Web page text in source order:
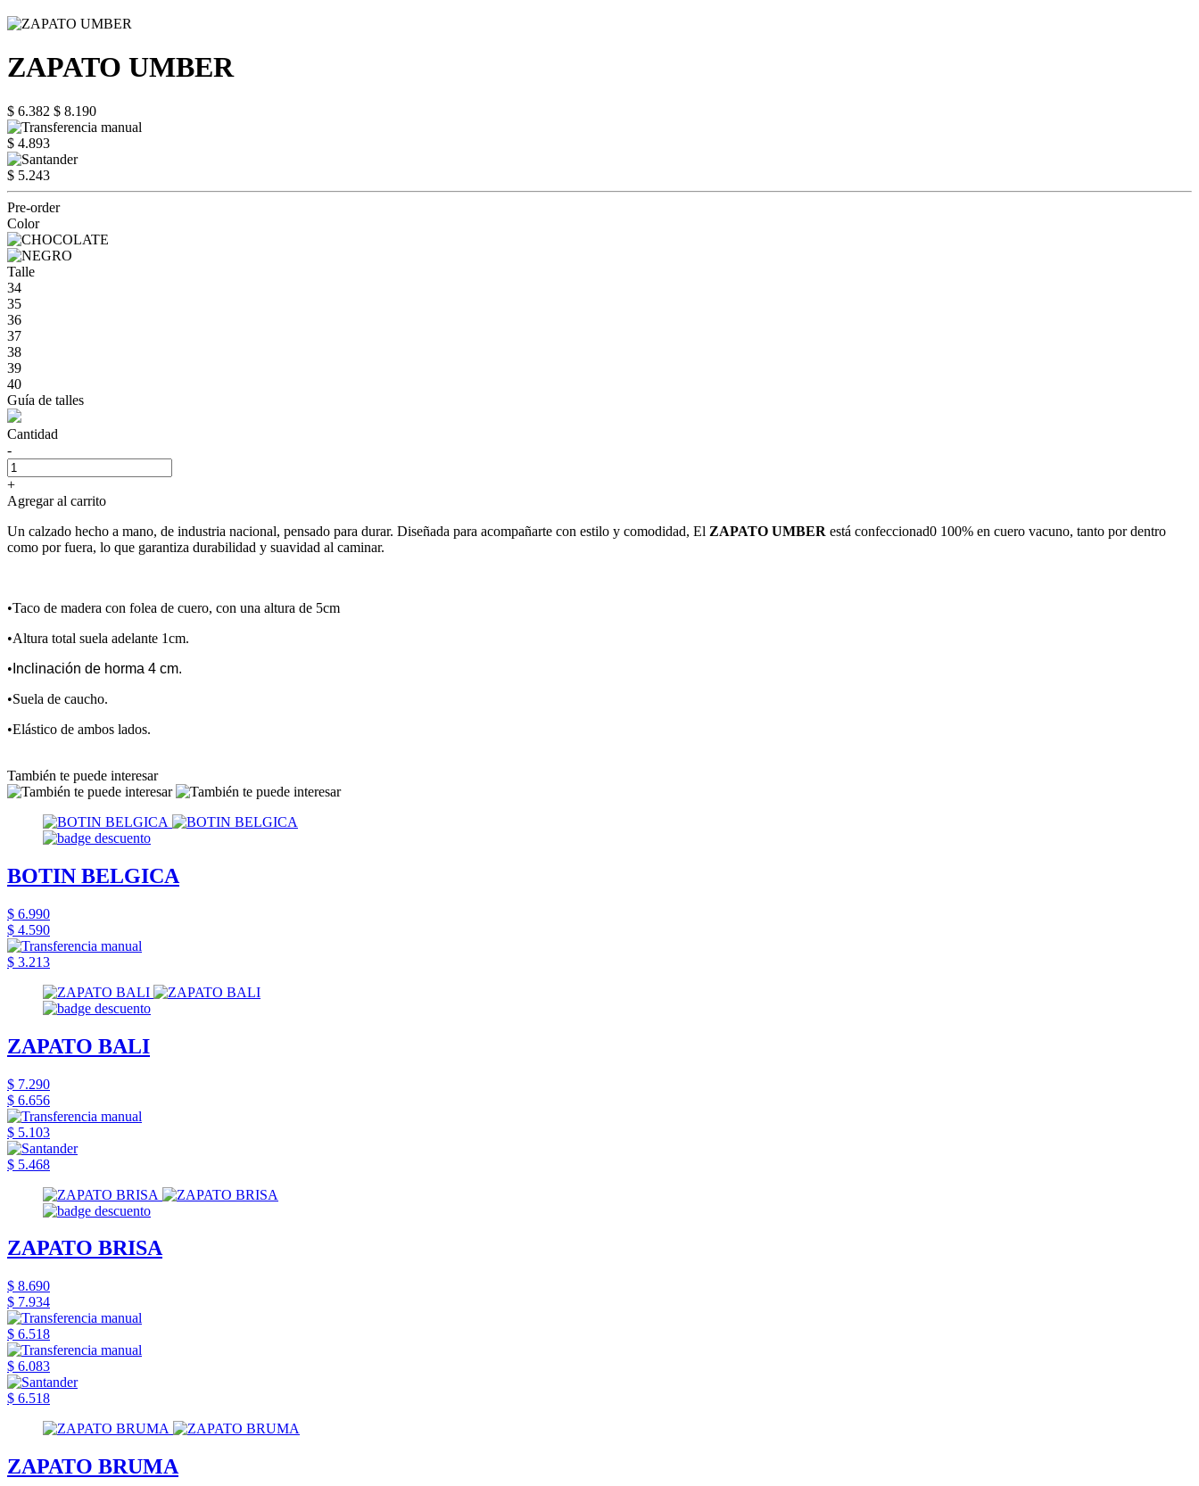
ZAPATO UMBER
$ 6.382 $ 8.190
$ 4.893
$ 5.243
Pre-order
Color
Talle
34
35
36
37
38
39
40
Guía de talles
Cantidad
-
+
Agregar al carrito
Un calzado hecho a mano, de industria nacional, pensado para durar. Diseñada para acompañarte con estilo y comodidad, El ZAPATO UMBER está confeccionad0 100% en cuero vacuno, tanto por dentro
como por fuera, lo que garantiza durabilidad y suavidad al caminar.
•Taco de madera con folea de cuero, con una altura de 5cm
•Altura total suela adelante 1cm.
• Inclinación de horma 4 cm.
•Suela de caucho.
•Elástico de ambos lados.
También te puede interesar
BOTIN BELGICA
$ 6.990
$ 4.590
$ 3.213
ZAPATO BALI
$ 7.290
$ 6.656
$ 5.103
$ 5.468
ZAPATO BRISA
$ 8.690
$ 7.934
$ 6.518
$ 6.083
$ 6.518
ZAPATO BRUMA